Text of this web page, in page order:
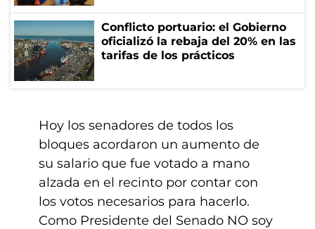
Conflicto portuario: el Gobierno
oficializó la rebaja del 20% en las
tarifas de los prácticos
Hoy los senadores de todos los
bloques acordaron un aumento de
su salario que fue votado a mano
alzada en el recinto por contar con
los votos necesarios para hacerlo.
Como Presidente del Senado NO soy